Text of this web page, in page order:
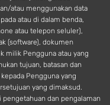
atau menggunakan data
atau di dalam benda,
atau telepon seluler),
(software), dokumen
milik Pengguna atau yang
tujuan, batasan dan
Pengguna yang
yang dimaksud.
dan pengalaman